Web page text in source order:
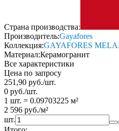
Страна производства:
Производитель:Gayafores
Коллекция:GAYAFORES
Материал:Керамогранит
Все характеристики
Цена по запросу
251,90 руб./шт.
0 руб./шт.
1 шт. = 0.09703225 м²
2 596 руб./м²
шт.